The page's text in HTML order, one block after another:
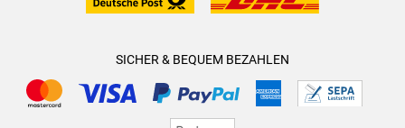
SICHER & BEQUEM BEZAHLEN